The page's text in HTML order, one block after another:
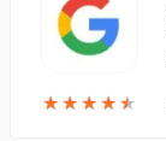
★★★★★
★★★★★